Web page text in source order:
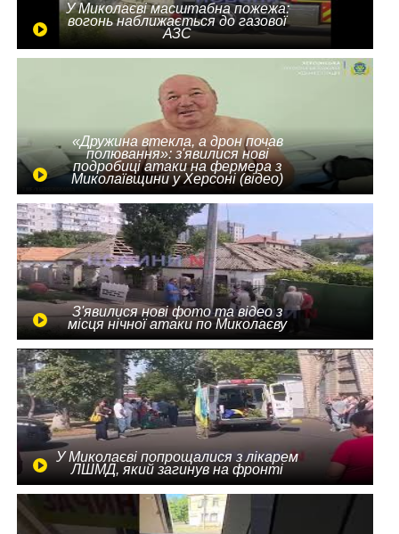
У Миколаєві масштабна пожежа:
вогонь наближається до газової
АЗС
«Дружина втекла, а дрон почав
полювання»: з'явилися нові
подробиці атаки на фермера з
Миколаївщини у Херсоні (відео)
З'явилися нові фото та відео з
місця нічної атаки по Миколаєву
У Миколаєві попрощалися з лікарем
ЛШМД, який загинув на фронті